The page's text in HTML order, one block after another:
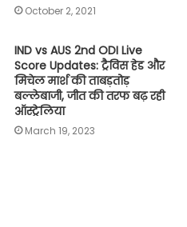
October 2, 2021
IND vs AUS 2nd ODI Live
Score Updates: ट्रैविस हेड और
मिचेल मार्श की ताबड़तोड़
बल्लेबाजी, जीत की तरफ बढ़ रही
ऑस्ट्रेलिया
March 19, 2023